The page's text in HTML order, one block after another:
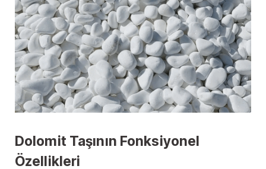
Dolomit Taşının Fonksiyonel
Özellikleri